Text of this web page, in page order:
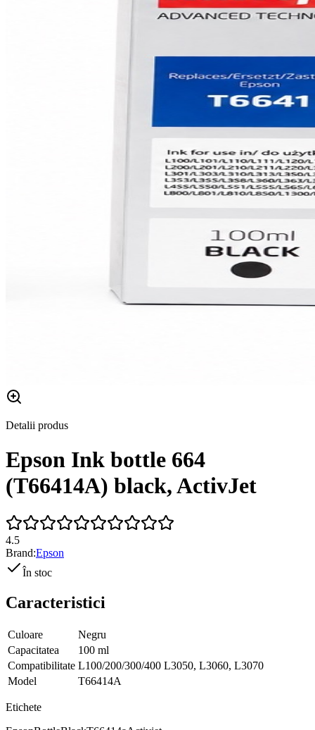
Detalii produs
Epson Ink bottle 664
(T66414A) black, ActivJet
4.5
Brand:Epson
În stoc
Caracteristici
Culoare
Negru
Capacitatea
100 ml
Compatibilitate L100/200/300/400 L3050, L3060, L3070
Model
T66414A
Etichete